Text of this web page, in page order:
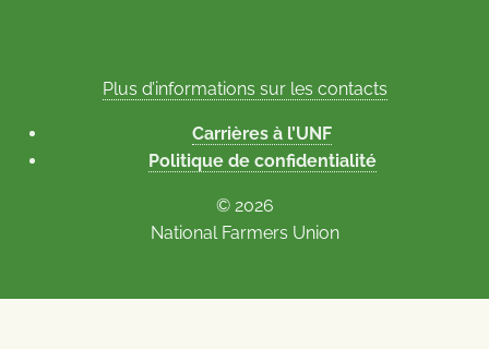
Plus d’informations sur les contacts
Carrières à l’UNF
Politique de confidentialité
© 2026
National Farmers Union